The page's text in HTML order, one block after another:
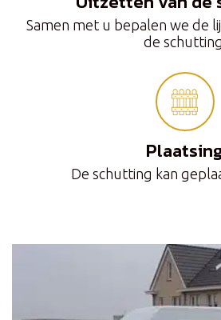
Samen met u bepalen we de
de
De schutting kan